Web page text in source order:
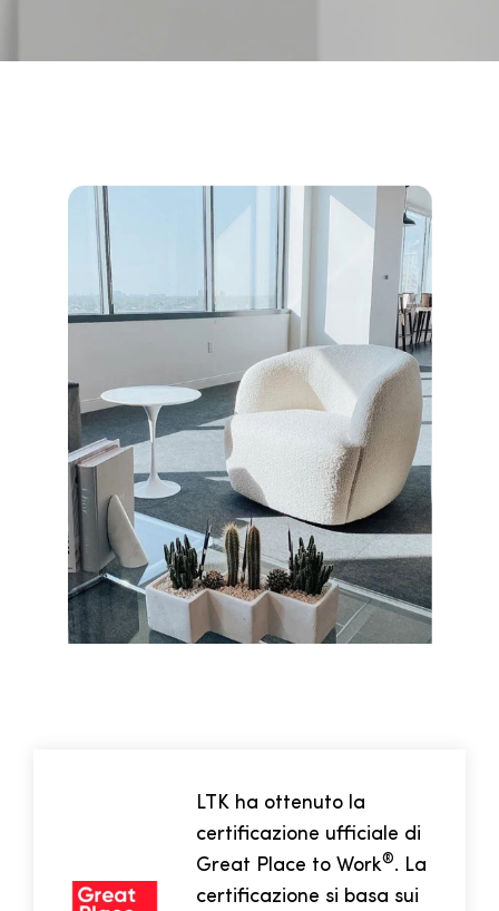
LTK ha ottenuto la
certificazione ufficiale di
Great Place to Work®. La
certificazione si basa sui